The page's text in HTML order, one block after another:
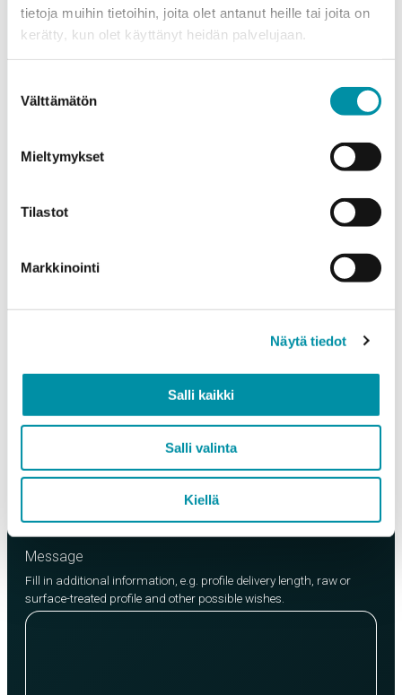
tietoja muihin tietoihin, joita olet antanut heille tai joita on
kerätty, kun olet käyttänyt heidän palvelujaan.
valinta
Välttämätön
Mieltymykset
Tilastot
Markkinointi
Näytä tiedot
Salli kaikki
Salli valinta
Kiellä
Products
Select a product and enter the order quantity in meters. Please
Product*
EN AW-6082 (min. 500kg)
Add product
Message
Fill in additional information, e.g. profile delivery length, raw or
surface-treated profile and other possible wishes.